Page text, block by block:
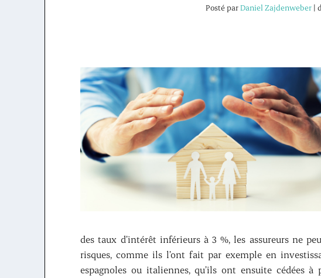
Posté parDaniel Zajdenweber|
des taux d’intérêt inférieurs à 3 %, les assureurs ne
risques, comme ils l’ont fait par exemple en
espagnoles ou italiennes, qu’ils ont ensuite cédées